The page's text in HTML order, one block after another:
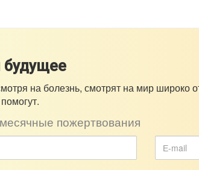
на болезнь, смотрят на мир широко
пожертвования